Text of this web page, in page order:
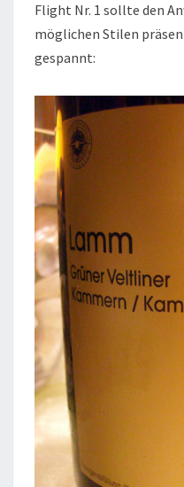
Flight Nr. 1 sollte den
möglichen Stilen
gespannt: